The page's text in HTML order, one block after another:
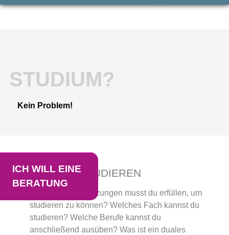
ICH WILL EINE
BERATUNG
Kein Problem!
STUDIUM?
ICH WILL STUDIEREN
Welche Voraussetzungen musst du erfüllen, um
studieren zu können? Welches Fach kannst du
studieren? Welche Berufe kannst du
anschließend ausüben? Was ist ein duales